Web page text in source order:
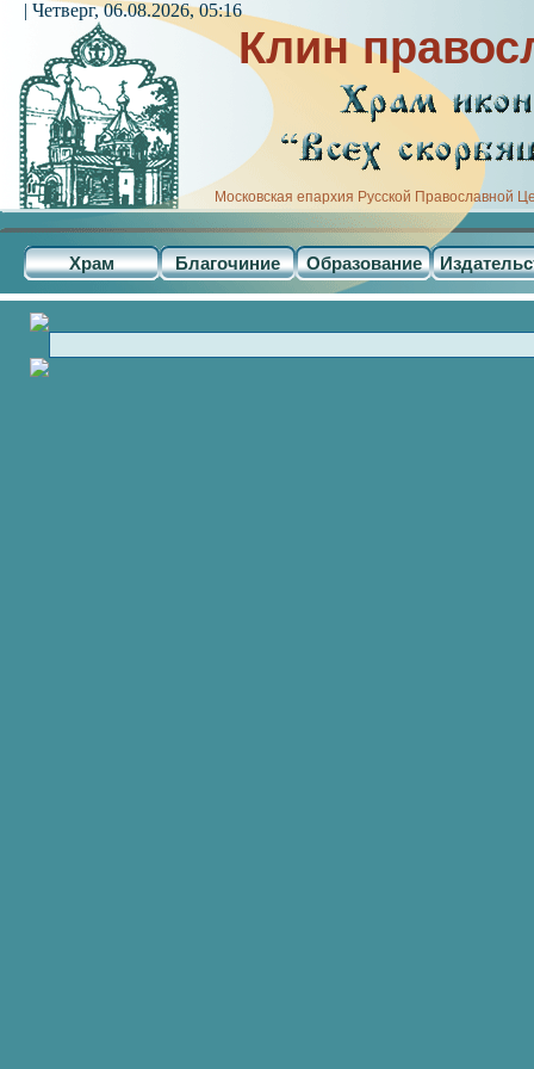
Клин
Московская епархия Русской Православной
Храм Благочиние Образование
| Четверг, 06.08.2026, 05:16